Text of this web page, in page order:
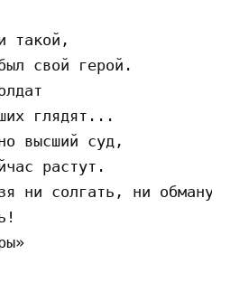
такой,
свой герой.
глядят...
высший суд,
растут.
ни солгать, ни